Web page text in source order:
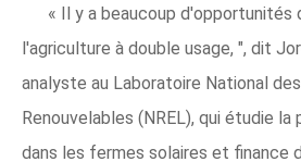
« Il y a beaucoup
l'agriculture à double usage, ", dit
analyste au Laboratoire National
Renouvelables (NREL), qui étudie
dans les fermes solaires et finance